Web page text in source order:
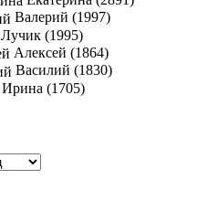
Валерий (1997)
Лучик (1995)
Алексей (1864)
Василий (1830)
Ирина (1705)